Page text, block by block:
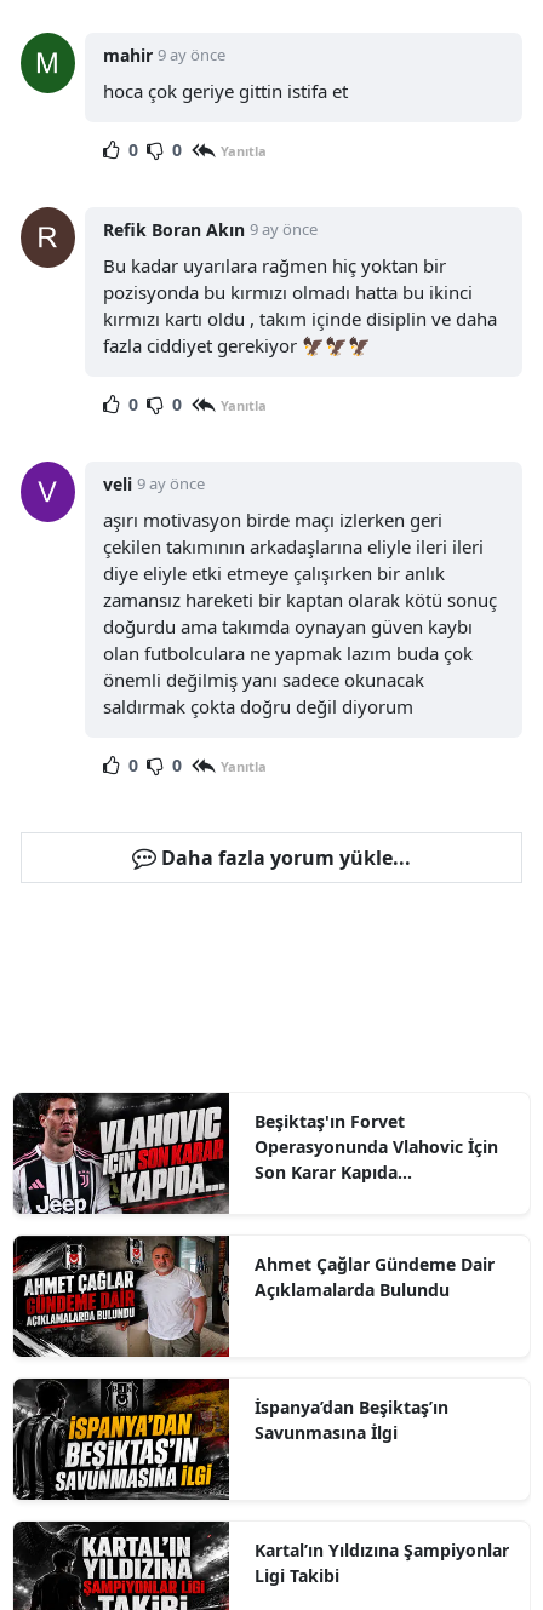
mahir 9 ay önce
hoca çok geriye gittin istifa et
0 0 Yanıtla
Refik Boran Akın 9 ay önce
Bu kadar uyarılara rağmen hiç yoktan bir
pozisyonda bu kırmızı olmadı hatta bu ikinci
kırmızı kartı oldu , takım içinde disiplin ve daha
fazla ciddiyet gerekiyor 🦅🦅🦅
0 0 Yanıtla
veli 9 ay önce
aşırı motivasyon birde maçı izlerken geri
çekilen takımının arkadaşlarına eliyle ileri ileri
diye eliyle etki etmeye çalışırken bir anlık
zamansız hareketi bir kaptan olarak kötü sonuç
doğurdu ama takımda oynayan güven kaybı
olan futbolculara ne yapmak lazım buda çok
önemli değilmiş yanı sadece okunacak
saldırmak çokta doğru değil diyorum
0 0 Yanıtla
Daha fazla yorum yükle...
Beşiktaş'ın Forvet
Operasyonunda Vlahovic İçin
Son Karar Kapıda...
Ahmet Çağlar Gündeme Dair
Açıklamalarda Bulundu
İspanya’dan Beşiktaş’ın
Savunmasına İlgi
Kartal’ın Yıldızına Şampiyonlar
Ligi Takibi